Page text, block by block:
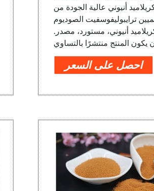
أنيوني عالية الجودة من
ترايبوليفوسفيت الصوديوم
أنيوني، مستورد، مصدر.
احصل على السعر